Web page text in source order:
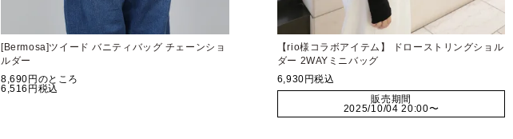
[Bermosa]ツイード バニティバッグ チェーンショ
ルダー
8,690
のところ
6,516
税込
【rio様コラボアイテム】 ドローストリングショル
ダー 2WAYミニバッグ
6,930
税込
販売期間
2025/10/04 20:00〜